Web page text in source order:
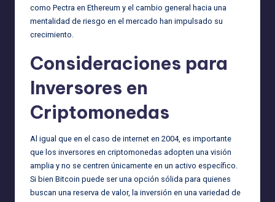
como Pectra en Ethereum y el cambio general hacia una
mentalidad de riesgo en el mercado han impulsado su
crecimiento.
Consideraciones para
Inversores en
Criptomonedas
Al igual que en el caso de internet en 2004, es importante
que los inversores en criptomonedas adopten una visión
amplia y no se centren únicamente en un activo específico.
Si bien Bitcoin puede ser una opción sólida para quienes
buscan una reserva de valor, la inversión en una variedad de